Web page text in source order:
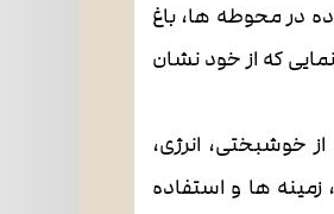
در محوطه ها، باغ
که از خود نشان
خوشبختی، انرژی،
ها و استفاده